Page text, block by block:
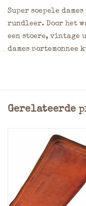
Super soepele
rundleer. Door het
een stoere, vintage
dames
2 Horizontale
Kleingeld:
2 verticale
Materiaal:
Afmeting: = 10,0
Kleuren: Cognac,
Gerelateerde